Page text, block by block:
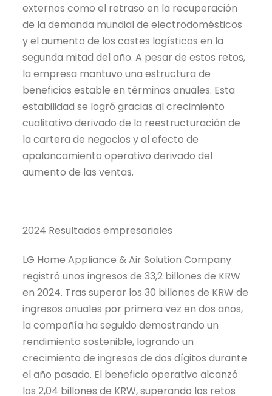
externos como el retraso en la recuperación
de la demanda mundial de electrodomésticos
y el aumento de los costes logísticos en la
segunda mitad del año. A pesar de estos retos,
la empresa mantuvo una estructura de
beneficios estable en términos anuales. Esta
estabilidad se logró gracias al crecimiento
cualitativo derivado de la reestructuración de
la cartera de negocios y al efecto de
apalancamiento operativo derivado del
aumento de las ventas.
2024 Resultados empresariales
LG Home Appliance & Air Solution Company
registró unos ingresos de 33,2 billones de KRW
en 2024. Tras superar los 30 billones de KRW de
ingresos anuales por primera vez en dos años,
la compañía ha seguido demostrando un
rendimiento sostenible, logrando un
crecimiento de ingresos de dos dígitos durante
el año pasado. El beneficio operativo alcanzó
los 2,04 billones de KRW, superando los retos